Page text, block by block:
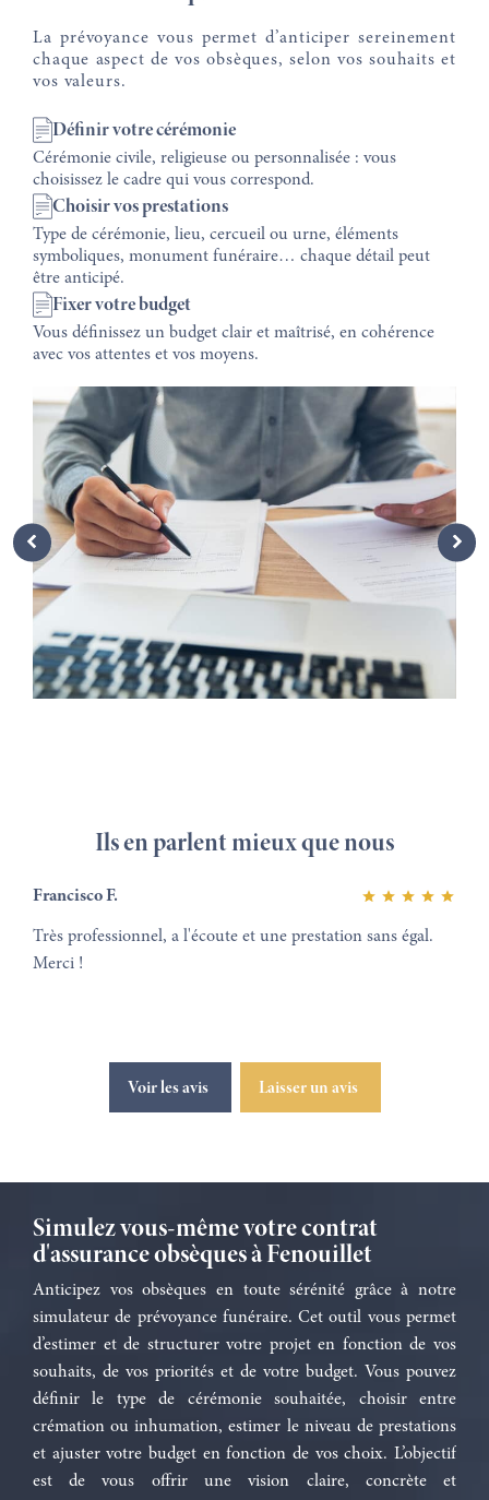
La prévoyance vous permet d’anticiper sereinement
chaque aspect de vos obsèques, selon vos souhaits et
vos valeurs.
Définir votre cérémonie
Cérémonie civile, religieuse ou personnalisée : vous
choisissez le cadre qui vous correspond.
Choisir vos prestations
Type de cérémonie, lieu, cercueil ou urne, éléments
symboliques, monument funéraire… chaque détail peut
être anticipé.
Fixer votre budget
Vous définissez un budget clair et maîtrisé, en cohérence
avec vos attentes et vos moyens.
Ils en parlent mieux que nous
Francisco F.
Très professionnel, a l'écoute et une prestation sans égal.
Merci !
Voir les avis Laisser un avis
Simulez vous-même votre contrat
d'assurance obsèques à Fenouillet
Anticipez vos obsèques en toute sérénité grâce à notre
simulateur de prévoyance funéraire. Cet outil vous permet
d’estimer et de structurer votre projet en fonction de vos
souhaits, de vos priorités et de votre budget. Vous pouvez
définir le type de cérémonie souhaitée, choisir entre
crémation ou inhumation, estimer le niveau de prestations
et ajuster votre budget en fonction de vos choix. L’objectif
est de vous offrir une vision claire, concrète et